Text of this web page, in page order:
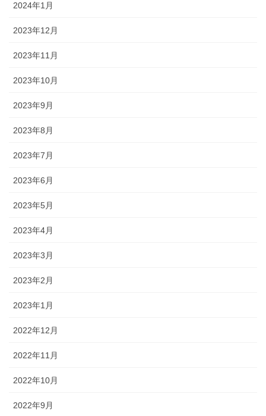
2024年1月
2023年12月
2023年11月
2023年10月
2023年9月
2023年8月
2023年7月
2023年6月
2023年5月
2023年4月
2023年3月
2023年2月
2023年1月
2022年12月
2022年11月
2022年10月
2022年9月